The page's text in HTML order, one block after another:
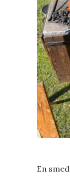
En